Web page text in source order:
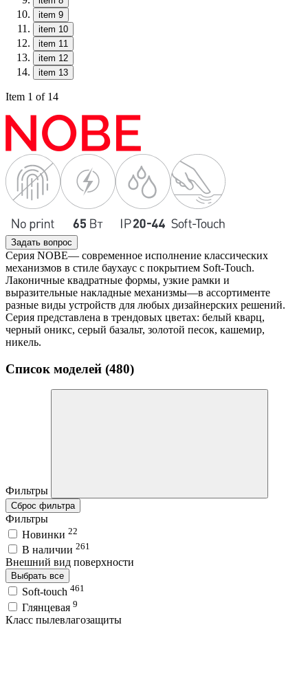
item 9
item 10
item 11
item 12
item 13
Item 1 of 14
Задать вопрос
Серия NOBE— современное исполнение классических
механизмов в стиле баухаус с покрытием Soft-Touch.
Лаконичные квадратные формы, узкие рамки и
выразительные накладные механизмы—в ассортименте
разные виды устройств для любых дизайнерских решений.
Серия представлена в трендовых цветах: белый кварц,
черный оникс, серый базальт, золотой песок, кашемир,
никель.
Список моделей (480)
Фильтры
Сброс фильтра
Фильтры
Новинки 22
В наличии 261
Внешний вид поверхности
Выбрать все
Soft-touch 461
Глянцевая 9
Класс пылевлагозащиты